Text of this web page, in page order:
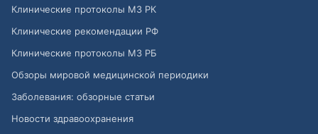
Клинические протоколы МЗ РК
Клинические рекомендации РФ
Клинические протоколы МЗ РБ
Обзоры мировой медицинской периодики
Заболевания: обзорные статьи
Новости здравоохранения